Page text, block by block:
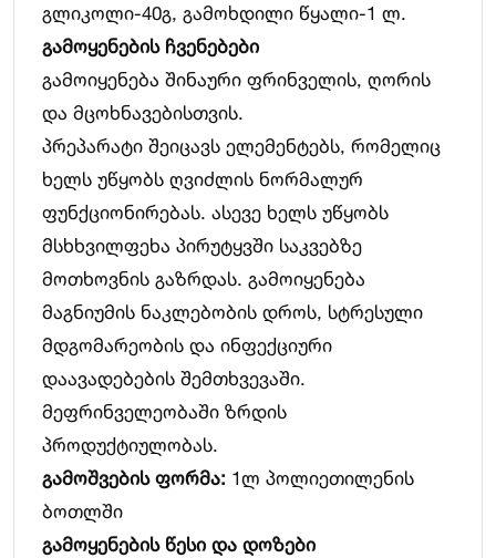
გლიკოლი-40გ, გამოხდილი წყალი-1 ლ.
გამოყენების ჩვენებები
გამოიყენება შინაური ფრინველის, ღორის
და მცოხნავებისთვის.
პრეპარატი შეიცავს ელემენტებს, რომელიც
ხელს უწყობს ღვიძლის ნორმალურ
ფუნქციონირებას. ასევე ხელს უწყობს
მსხხვილფეხა პირუტყვში საკვებზე
მოთხოვნის გაზრდას. გამოიყენება
მაგნიუმის ნაკლებობის დროს, სტრესული
მდგომარეობის და ინფექციური
დაავადებების შემთხვევაში.
მეფრინველეობაში ზრდის
პროდუქტიულობას.
გამოშვების ფორმა: 1ლ პოლიეთილენის
ბოთლში
გამოყენების წესი და დოზები